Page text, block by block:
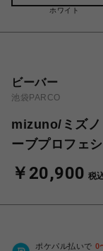
ホワイト
ビーバー
池袋PARCO
mizuno/ミズ
ーブプロフェ
￥20,900 税
ポケパル払いで 0